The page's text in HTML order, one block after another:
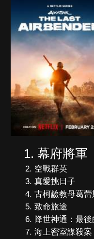
氣
幕府將軍
空戰群英
真愛挑日子
古柯鹼教母葛蕾
致命旅途
降世神通：最
海上密室謀殺案